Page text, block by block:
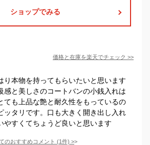
ショップでみる
価格と在庫を楽天でチェック >>
り本物を持ってもらいたいと思います
感と美しさのコートバンの小銭入れは
ても上品な艶と耐久性をもっているの
ッタリです。口も大きく開き出し入れ
やすくてちょうど良いと思います
のおすすめコメント (1件) >